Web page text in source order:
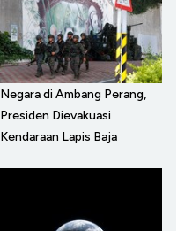
Negara di Ambang Perang,
Presiden Dievakuasi
Kendaraan Lapis Baja